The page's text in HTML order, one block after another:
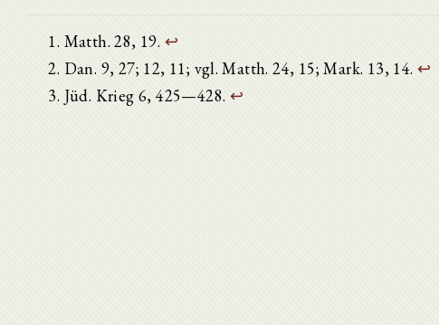
Matth. 28, 19. ↩
Dan. 9, 27; 12, 11; vgl. Matth. 24, 15; Mark. 13, 14. ↩
Jüd. Krieg 6, 425—428. ↩